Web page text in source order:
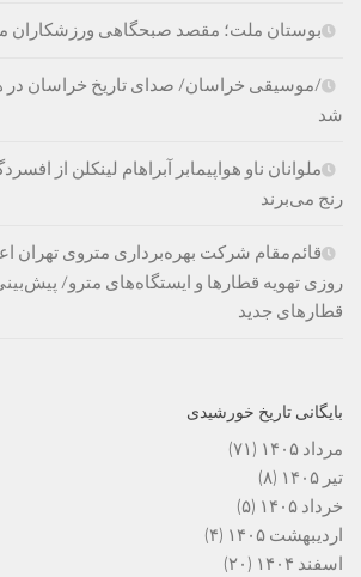
بوستان ملت؛ مقصد صبحگاهی ورزشکاران
/موسیقی خراسان/ صدای تاریخ خراسان در
شد
ملوانان ناو هواپیمابر آبراهام لینکلن از
رنج می‌برند
قائم‌مقام شرکت بهره‌برداری متروی تهران
روزی تهویه قطارها و ایستگاه‌های مترو/
قطارهای جدید
بایگانی تاریخ خورشیدی
مرداد ۱۴۰۵
(۷۱)
تیر ۱۴۰۵
(۸)
خرداد ۱۴۰۵
(۵)
اردیبهشت ۱۴۰۵
(۴)
اسفند ۱۴۰۴
(۲۰)